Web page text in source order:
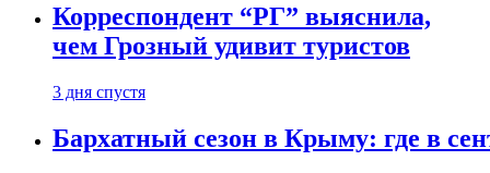
Корреспондент “РГ” выяснила,
чем Грозный удивит туристов
3 дня спустя
Бархатный сезон в Крыму: где в